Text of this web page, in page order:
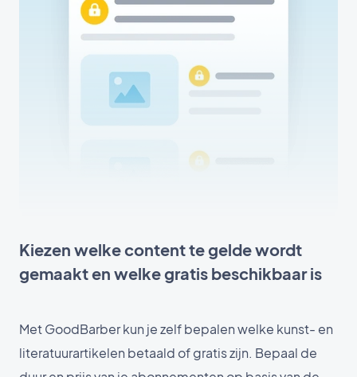
Kiezen welke content te gelde wordt
gemaakt en welke gratis beschikbaar is
Met GoodBarber kun je zelf bepalen welke kunst- en
literatuurartikelen betaald of gratis zijn. Bepaal de